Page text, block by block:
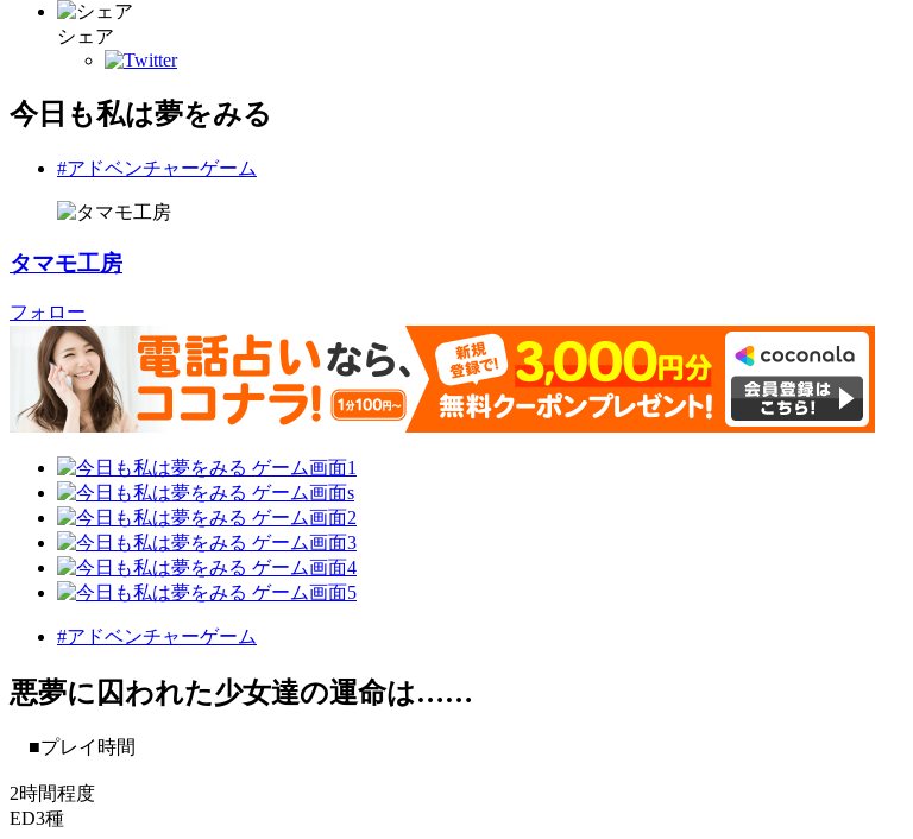
シェア
今日も私は夢をみる
#アドベンチャーゲーム
タマモ工房
フォロー
#アドベンチャーゲーム
悪夢に囚われた少女達の運命は……
■プレイ時間
2時間程度
ED3種